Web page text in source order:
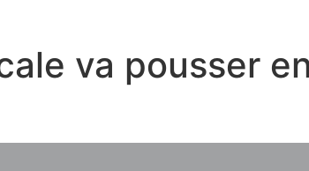
va pousser en